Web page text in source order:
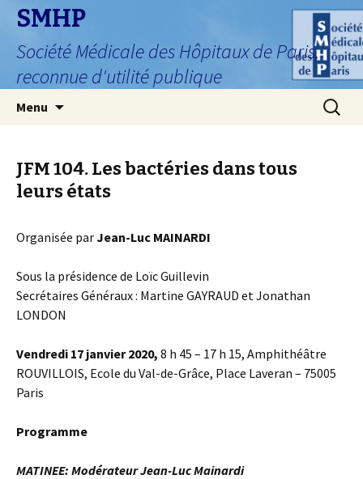
SMHP
Société Médicale des Hôpitaux de Paris,
reconnue d'utilité publique
Menu
JFM 104. Les bactéries dans tous
leurs états
Organisée parJean-Luc MAINARDI
Sous la présidence de Loïc Guillevin
Secrétaires Généraux : Martine GAYRAUD et Jonathan
LONDON
Vendredi 17 janvier 2020, 8 h 45 – 17 h 15, Amphithéâtre
ROUVILLOIS, Ecole du Val-de-Grâce, Place Laveran – 75005
Paris
Programme
MATINEE: Modérateur Jean-LucMainardi